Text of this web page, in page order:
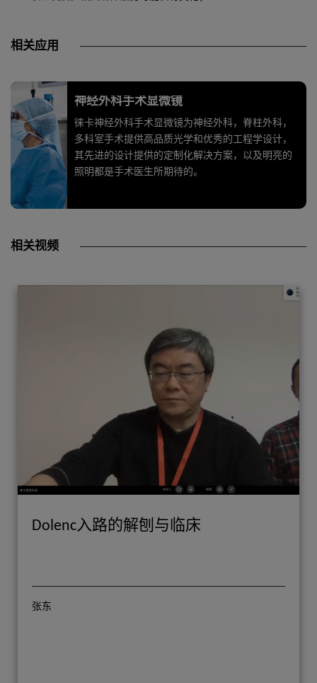
相关应用
神经外科手术显微镜
徕卡神经外科手术显微镜为神经外科，脊柱外科，
多科室手术提供高品质光学和优秀的工程学设计，
其先进的设计提供的定制化解决方案，以及明亮的
照明都是手术医生所期待的。
相关视频
Dolenc入路的解刨与临床
张东